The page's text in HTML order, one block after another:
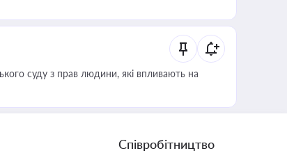
суду з прав людини, які впливають на
Співробітництво